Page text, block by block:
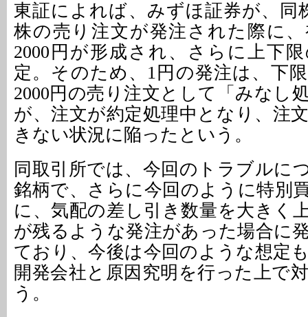
東証によれば、みずほ証券が、同
株の売り注文が発注された際に
2000円が形成され、さらに上下
定。そのため、1円の発注は、下
2000円の売り注文として「みなし
が、注文が約定処理中となり、注
きない状況に陥ったという。
同取引所では、今回のトラブルに
銘柄で、さらに今回のように特別
に、気配の差し引き数量を大きく
が残るような発注があった場合に
ており、今後は今回のような想定
開発会社と原因究明を行った上で
う。